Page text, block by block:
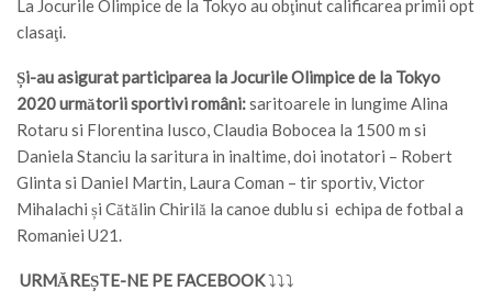
La Jocurile Olimpice de la Tokyo au obţinut calificarea primii opt
clasaţi.
Și-au asigurat participarea la Jocurile Olimpice de la Tokyo
2020 următorii sportivi români:saritoarele in lungime Alina
Rotaru si Florentina Iusco, Claudia Bobocea la 1500 m si
Daniela Stanciu la saritura in inaltime, doi inotatori – Robert
Glinta si Daniel Martin, Laura Coman – tir sportiv, Victor
Mihalachi și Cătălin Chirilă la canoe dublu si echipa de fotbal a
Romaniei U21.
URMĂREȘTE-NE PE FACEBOOK⤵⤵⤵